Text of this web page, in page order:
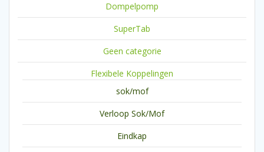
Dompelpomp
SuperTab
Geen categorie
Flexibele Koppelingen
sok/mof
Verloop Sok/Mof
Eindkap